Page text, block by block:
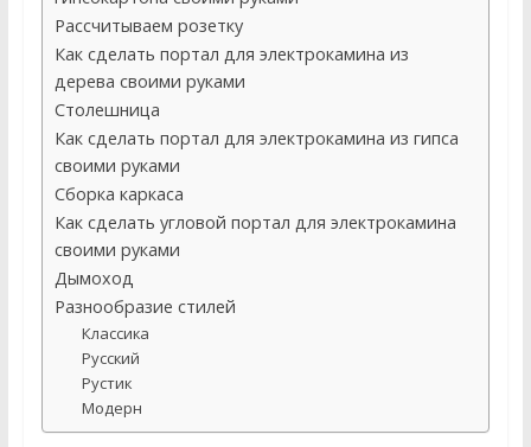
Рассчитываем розетку
Как сделать портал для электрокамина из
дерева своими руками
Столешница
Как сделать портал для электрокамина из гипса
своими руками
Сборка каркаса
Как сделать угловой портал для электрокамина
своими руками
Дымоход
Разнообразие стилей
Классика
Русский
Рустик
Модерн